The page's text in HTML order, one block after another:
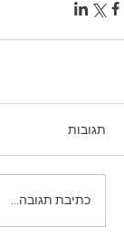
תגובות
כתיבת תגובה...